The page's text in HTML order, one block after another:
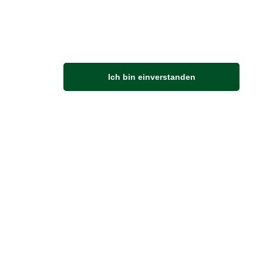
Ich bin einverstanden
Anfahrt